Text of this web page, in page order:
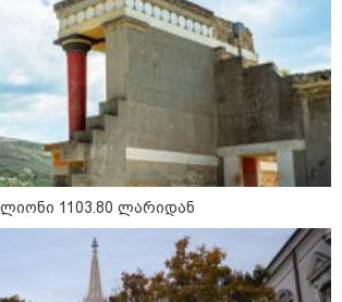
"სა­მარ­ცხვი­ნოა ეს ყვე­ლა­ფე­რი,
ყვე­ლა­ზე რბი­ლად რომ ვთქვა!" -
ნანკა კალატოზიშვილი გიორგი
ბარამიძის განცხადებას
ეხმაურება
"ეს ის ადგილია, საიდანაც
გავრცელდა.... დანარჩენი თქვენ
განსაჯეთ, რამდენად
შესაძლებელია აქ ადამიანის
გადავარდნა" - რა კადრებს
აქვეყნებს კობა ახალაძე
1103.80 ლარიდან